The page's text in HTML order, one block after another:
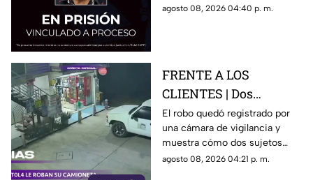
permanecer en prisión
agosto 08, 2026 04:40 p. m.
FRENTE A LOS
CLIENTES | Dos
hombres enc4ñonan a
conductor y se llevan
su camioneta
El robo quedó registrado por
una cámara de vigilancia y
muestra cómo dos sujetos
obligaron a un conductor y a
agosto 08, 2026 04:21 p. m.